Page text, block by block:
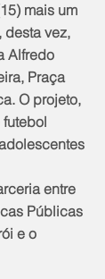
mais um
desta vez,
Alfredo
Praça
O projeto,
entre
Públicas
e o